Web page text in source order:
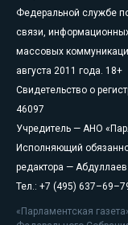
Федеральной службе
связи,
массовых
августа 2011 года. 18+
Свидетельство о
46097
Учредитель — АНО
Исполняющий
редактора —
Тел.: +7 (495)
«Парламентская